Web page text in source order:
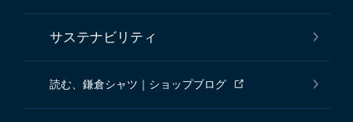
サステナビリティ
読む、鎌倉シャツ｜ショップブログ